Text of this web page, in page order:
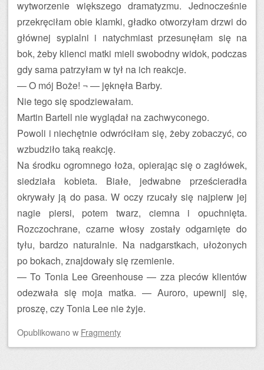
wytworzenie większego dramatyzmu. Jednocześnie
przekręciłam obie klamki, gładko otworzyłam drzwi do
głównej sypialni i natychmiast przesunęłam się na
bok, żeby klienci matki mieli swobodny widok, podczas
gdy sama patrzyłam w tył na ich reakcje.
— O mój Boże! ¬ — jęknęła Barby.
Nie tego się spodziewałam.
Martin Bartell nie wyglądał na zachwyconego.
Powoli i niechętnie odwróciłam się, żeby zobaczyć, co
wzbudziło taką reakcję.
Na środku ogromnego łoża, opierając się o zagłówek,
siedziała kobieta. Białe, jedwabne prześcieradła
okrywały ją do pasa. W oczy rzucały się najpierw jej
nagie piersi, potem twarz, ciemna i opuchnięta.
Rozczochrane, czarne włosy zostały odgarnięte do
tyłu, bardzo naturalnie. Na nadgarstkach, ułożonych
po bokach, znajdowały się rzemienie.
— To Tonia Lee Greenhouse — zza pleców klientów
odezwała się moja matka. — Auroro, upewnij się,
proszę, czy Tonia Lee nie żyje.
Opublikowanow Fragmenty